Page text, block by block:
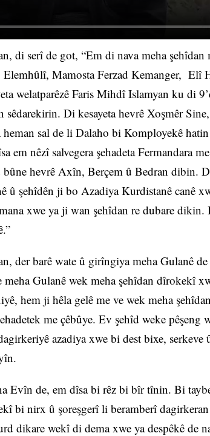
di serî de got, “Em di nava meha şehîdan
Elemhûlî, Mamosta Ferzad Kemanger, Elî
welatparêzê Faris Mihdî Islamyan ku di
sêdarekirin. Di kesayeta hevrê Xoşmêr
heman sal de li Dalaho bi Komployekê
em nêzî salvegera şehadeta Fermandara
bûne hevrê Axîn, Berçem û Bedran dibin.
û şehîdên ji bo Azadiya Kurdistanê canê
xwe ya ji wan şehîdan re dubare dikin.
der barê wate û girîngiya meha Gulanê
meha Gulanê wek meha şehîdan dîrokekî
hem ji hêla gelê me ve wek meha
me çêbûye. Ev şehîd weke pêşeng
azadiya xwe bi dest bixe,
Evîn de, em dîsa bi rêz bi bîr tînin. Bi
bi nirx û şoreşgerî li beramberî
dikare wekî di dema xwe ya despêkê de